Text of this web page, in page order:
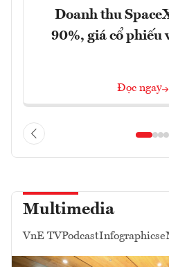
Doanh thu
90%, giá cổ phiếu
Đọc ngay
Multimedia
VnE TVPodcastInfographics